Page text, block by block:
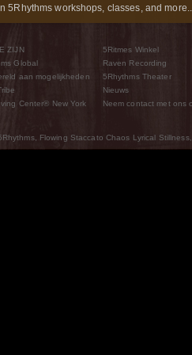
5Rhythms workshops, classes, and
ZIJN
Global
aan mogelijkheden
Center® New York
5Ritmes Winkel
Raven Recording
5Rhythms Theater
Nieuws
Neem contact met ons
Flowing Staccato Chaos Lyrical